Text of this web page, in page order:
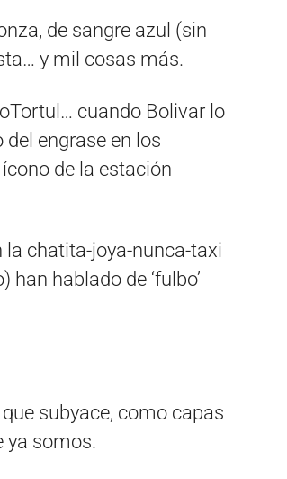
de sangre azul (sin
y mil cosas más.
cuando Bolivar lo
del engrase en los
de la estación
chatita-joya-nunca-taxi
hablado de ‘fulbo’
que subyace, como capas
ya somos.